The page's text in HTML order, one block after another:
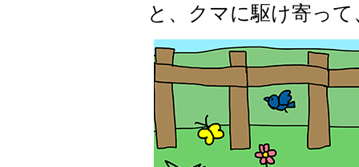
と、クマに駆け寄って